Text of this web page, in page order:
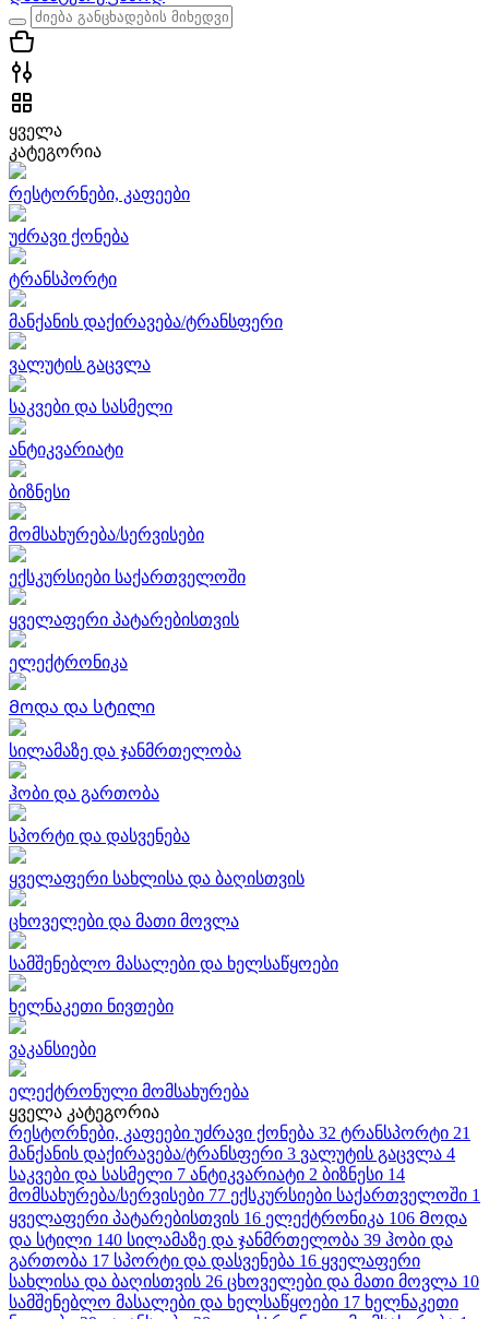
ყველა
კატეგორია
რესტორნები, კაფეები
უძრავი ქონება
ტრანსპორტი
მანქანის დაქირავება/ტრანსფერი
ვალუტის გაცვლა
საკვები და სასმელი
ანტიკვარიატი
ბიზნესი
მომსახურება/სერვისები
ექსკურსიები საქართველოში
ყველაფერი პატარებისთვის
ელექტრონიკა
Მოდა და სტილი
სილამაზე და ჯანმრთელობა
ჰობი და გართობა
სპორტი და დასვენება
ყველაფერი სახლისა და ბაღისთვის
ცხოველები და მათი მოვლა
სამშენებლო მასალები და ხელსაწყოები
ხელნაკეთი ნივთები
ვაკანსიები
ელექტრონული მომსახურება
ყველა კატეგორია
რესტორნები, კაფეები უძრავი ქონება 32 ტრანსპორტი 21
მანქანის დაქირავება/ტრანსფერი 3 ვალუტის გაცვლა 4
საკვები და სასმელი 7 ანტიკვარიატი 2 ბიზნესი 14
მომსახურება/სერვისები 77 ექსკურსიები საქართველოში 1
ყველაფერი პატარებისთვის 16 ელექტრონიკა 106 Მოდა
და სტილი 140 სილამაზე და ჯანმრთელობა 39 ჰობი და
გართობა 17 სპორტი და დასვენება 16 ყველაფერი
სახლისა და ბაღისთვის 26 ცხოველები და მათი მოვლა 10
სამშენებლო მასალები და ხელსაწყოები 17 ხელნაკეთი